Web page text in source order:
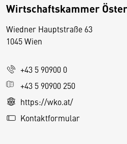
Wirtschaftskammer
Wiedner Hauptstraße 63
1045 Wien
+43 5 90900 0
+43 5 90900 250
https://wko.at/
Kontaktformular
D
s
e
S
e